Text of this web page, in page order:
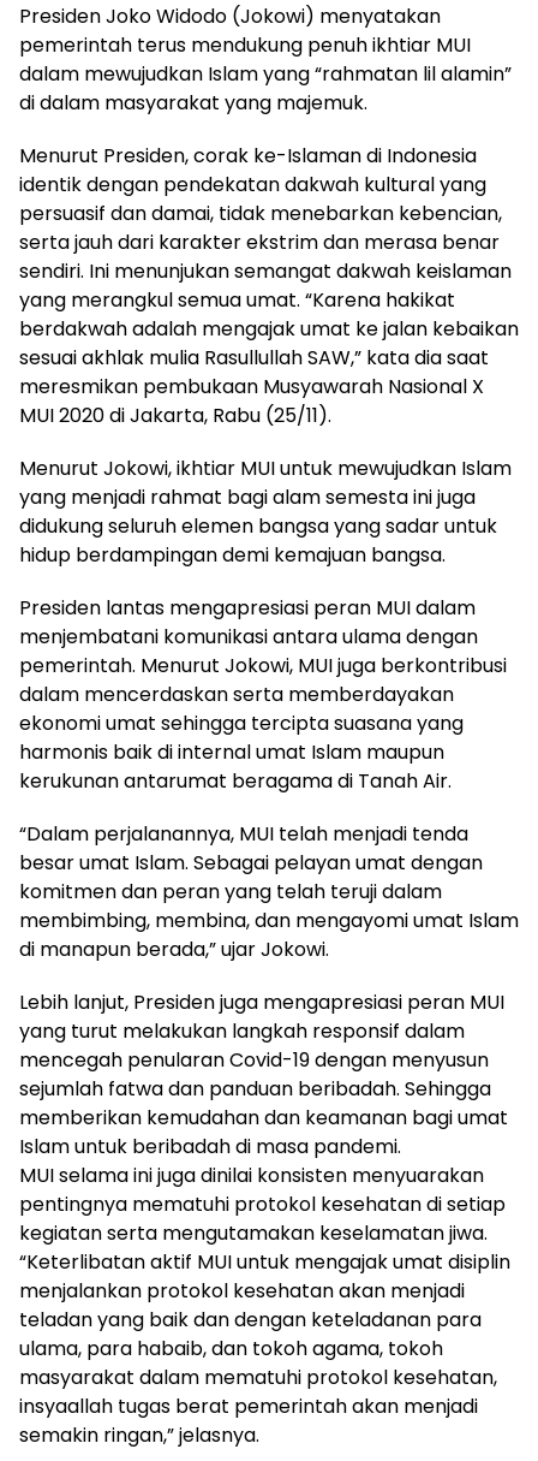
Presiden Joko Widodo (Jokowi) menyatakan
pemerintah terus mendukung penuh ikhtiar MUI
dalam mewujudkan Islam yang “rahmatan lil alamin”
di dalam masyarakat yang majemuk.
Menurut Presiden, corak ke-Islaman di Indonesia
identik dengan pendekatan dakwah kultural yang
persuasif dan damai, tidak menebarkan kebencian,
serta jauh dari karakter ekstrim dan merasa benar
sendiri. Ini menunjukan semangat dakwah keislaman
yang merangkul semua umat. “Karena hakikat
berdakwah adalah mengajak umat ke jalan kebaikan
sesuai akhlak mulia Rasullullah SAW,” kata dia saat
meresmikan pembukaan Musyawarah Nasional X
MUI 2020 di Jakarta, Rabu (25/11).
Menurut Jokowi, ikhtiar MUI untuk mewujudkan Islam
yang menjadi rahmat bagi alam semesta ini juga
didukung seluruh elemen bangsa yang sadar untuk
hidup berdampingan demi kemajuan bangsa.
Presiden lantas mengapresiasi peran MUI dalam
menjembatani komunikasi antara ulama dengan
pemerintah. Menurut Jokowi, MUI juga berkontribusi
dalam mencerdaskan serta memberdayakan
ekonomi umat sehingga tercipta suasana yang
harmonis baik di internal umat Islam maupun
kerukunan antarumat beragama di Tanah Air.
“Dalam perjalanannya, MUI telah menjadi tenda
besar umat Islam. Sebagai pelayan umat dengan
komitmen dan peran yang telah teruji dalam
membimbing, membina, dan mengayomi umat Islam
di manapun berada,” ujar Jokowi.
Lebih lanjut, Presiden juga mengapresiasi peran MUI
yang turut melakukan langkah responsif dalam
mencegah penularan Covid-19 dengan menyusun
sejumlah fatwa dan panduan beribadah. Sehingga
memberikan kemudahan dan keamanan bagi umat
Islam untuk beribadah di masa pandemi.
MUI selama ini juga dinilai konsisten menyuarakan
pentingnya mematuhi protokol kesehatan di setiap
kegiatan serta mengutamakan keselamatan jiwa.
“Keterlibatan aktif MUI untuk mengajak umat disiplin
menjalankan protokol kesehatan akan menjadi
teladan yang baik dan dengan keteladanan para
ulama, para habaib, dan tokoh agama, tokoh
masyarakat dalam mematuhi protokol kesehatan,
insyaallah tugas berat pemerintah akan menjadi
semakin ringan,” jelasnya.